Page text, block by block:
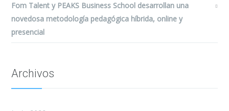
Fom Talent y PEAKS Business School desarrollan una
novedosa metodología pedagógica híbrida, online y
presencial
Archivos